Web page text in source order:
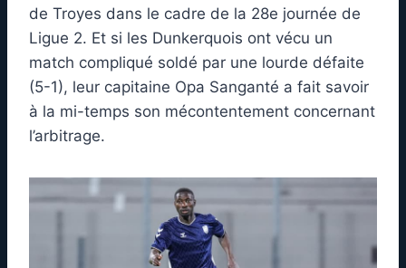
de Troyes dans le cadre de la 28e journée de
Ligue 2. Et si les Dunkerquois ont vécu un
match compliqué soldé par une lourde défaite
(5-1), leur capitaine Opa Sanganté a fait savoir
à la mi-temps son mécontentement concernant
l’arbitrage.